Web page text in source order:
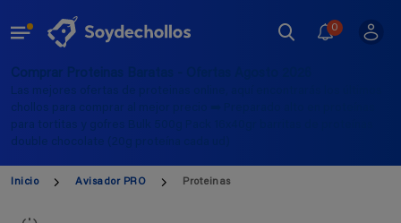
0
Comprar Proteinas Baratas - Ofertas Agosto 2026
Las mejores ofertas de proteinas online, aquí encontrarás los últimos
chollos para comprar al mejor precio ➡️ Preparado alto en proteínas
para tortitas y gofres Bulk 500g Pack 16x40gr barritas de proteínas
double chocolate (20g proteína cada ud)
Inicio Avisador PRO Proteinas